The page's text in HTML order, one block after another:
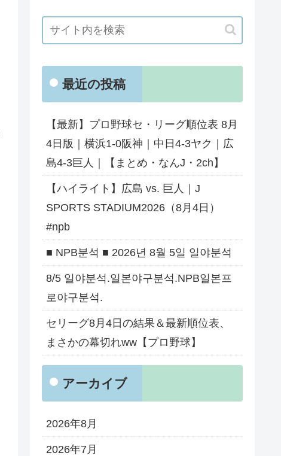
最近の投稿
【最新】プロ野球セ・リーグ順位表 8月
4日版｜横浜1-0阪神｜中日4-3ヤク｜広
島4-3巨人｜【まとめ・なんJ・2ch】
【ハイライト】広島 vs. 巨人｜J
SPORTS STADIUM2026（8月4日）
#npb
■ NPB분석 ■ 2026년 8월 5일 일야분석
8/5 일야분석.일본야구분석.NPB일본프
로야구분석.
セリーグ8月4日の結果＆最新順位表、
まさかの幕切れww【プロ野球】
アーカイブ
2026年8月
2026年7月